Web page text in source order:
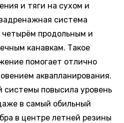
и тяги на сухом и
система
продольным и
канавкам. Такое
помогает отлично
аквапланирования.
системы повысила уровень
в самый обильный
в центре летней резины